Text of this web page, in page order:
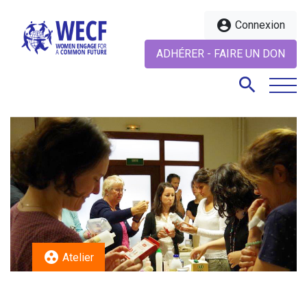
account_circle Connexion
ADHÉRER - FAIRE UN DON
search
search
group_work Atelier